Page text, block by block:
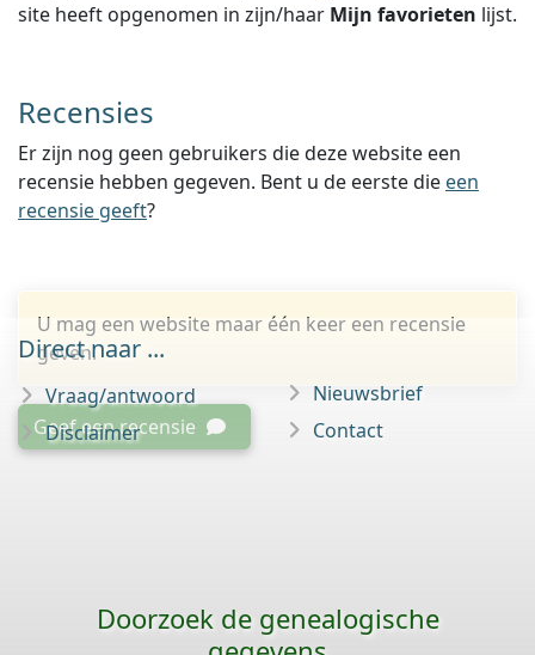
site heeft opgenomen in zijn/haar Mijn favorieten lijst.
Recensies
Er zijn nog geen gebruikers die deze website een
recensie hebben gegeven. Bent u de eerste die een
recensie geeft?
U mag een website maar één keer een recensie
geven.
Geef een recensie
Direct naar ...
Vraag/antwoord
Disclaimer
Nieuwsbrief
Contact
Doorzoek de genealogische